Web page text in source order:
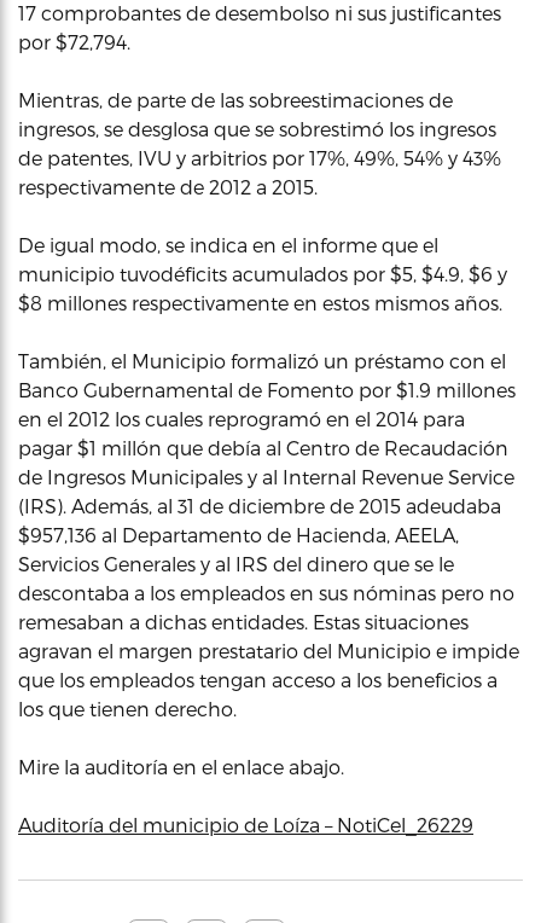
17 comprobantes de desembolso ni sus justificantes
por $72,794.
Mientras, de parte de las sobreestimaciones de
ingresos, se desglosa que se sobrestimó los ingresos
de patentes, IVU y arbitrios por 17%, 49%, 54% y 43%
respectivamente de 2012 a 2015.
De igual modo, se indica en el informe que el
municipio tuvodéficits acumulados por $5, $4.9, $6 y
$8 millones respectivamente en estos mismos años.
También, el Municipio formalizó un préstamo con el
Banco Gubernamental de Fomento por $1.9 millones
en el 2012 los cuales reprogramó en el 2014 para
pagar $1 millón que debía al Centro de Recaudación
de Ingresos Municipales y al Internal Revenue Service
(IRS). Además, al 31 de diciembre de 2015 adeudaba
$957,136 al Departamento de Hacienda, AEELA,
Servicios Generales y al IRS del dinero que se le
descontaba a los empleados en sus nóminas pero no
remesaban a dichas entidades. Estas situaciones
agravan el margen prestatario del Municipio e impide
que los empleados tengan acceso a los beneficios a
los que tienen derecho.
Mire la auditoría en el enlace abajo.
Auditoría del municipio de Loíza – NotiCel_26229